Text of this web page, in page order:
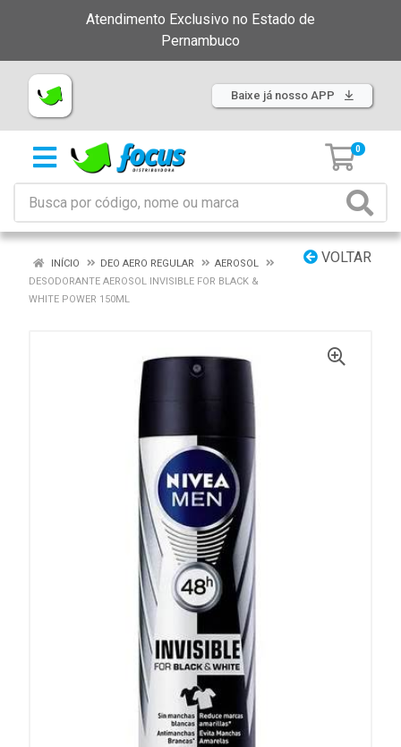
Atendimento Exclusivo no Estado de
Pernambuco
Baixe já nosso APP
0
VOLTAR
INÍCIO DEO AERO REGULAR
AEROSOL
DESODORANTE AEROSOL INVISIBLE FOR BLACK &
WHITE POWER 150ML